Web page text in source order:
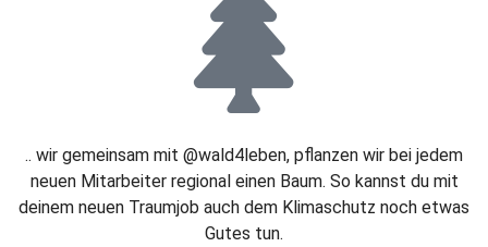
.. wir gemeinsam mit @wald4leben, pflanzen wir bei jedem
neuen Mitarbeiter regional einen Baum. So kannst du mit
deinem neuen Traumjob auch dem Klimaschutz noch etwas
Gutes tun.